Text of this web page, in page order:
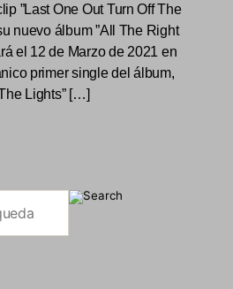
”Last One Out Turn Off The
nuevo álbum ”All The Right
el 12 de Marzo de 2021 en
primer single del álbum,
Lights” […]